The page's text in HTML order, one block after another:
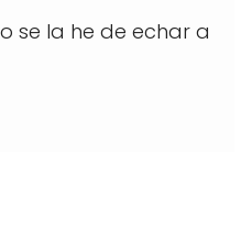
se la he de echar a